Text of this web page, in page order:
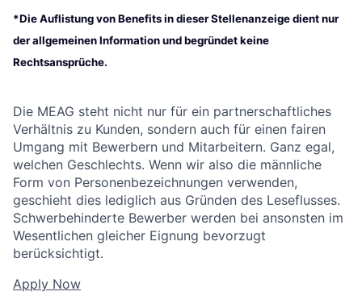
*Die Auflistung von Benefits in dieser Stellenanzeige dient nur
der allgemeinen Information und begründet keine
Rechtsansprüche.
Die MEAG steht nicht nur für ein partnerschaftliches
Verhältnis zu Kunden, sondern auch für einen fairen
Umgang mit Bewerbern und Mitarbeitern. Ganz egal,
welchen Geschlechts. Wenn wir also die männliche
Form von Personenbezeichnungen verwenden,
geschieht dies lediglich aus Gründen des Leseflusses.
Schwerbehinderte Bewerber werden bei ansonsten im
Wesentlichen gleicher Eignung bevorzugt
berücksichtigt.
Apply Now